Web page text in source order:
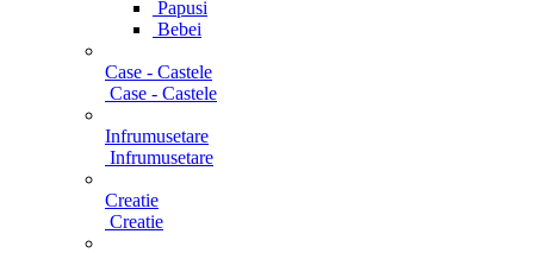
Papusi
Bebei
Case - Castele
Case - Castele
Infrumusetare
Infrumusetare
Creatie
Creatie